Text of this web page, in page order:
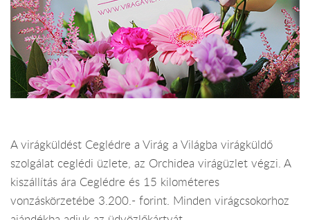
A virágküldést Ceglédre a Virág a Világba virágküldő
szolgálat ceglédi üzlete, az Orchidea virágüzlet végzi. A
kiszállítás ára Ceglédre és 15 kilométeres
vonzáskörzetébe 3.200.- forint. Minden virágcsokorhoz